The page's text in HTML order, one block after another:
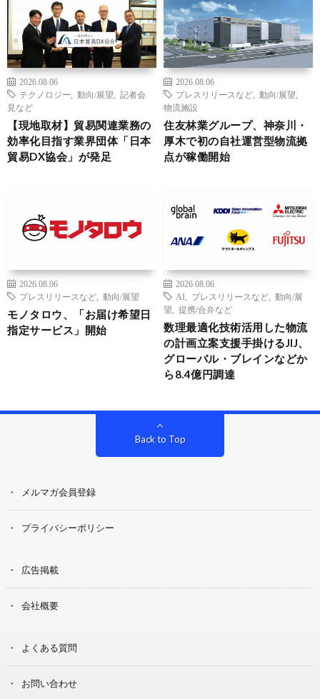
2026.08.06
テクノロジー
動向/展望
記者会
見など
【現地取材】貿易関連業務の
効率化目指す業界団体「日本
貿易DX協会」が発足
2026.08.06
プレスリリースなど
動向/展望
物流施設
住友林業グループ、神奈川・
厚木で初の自社運営型物流拠
点が稼働開始
2026.08.06
プレスリリースなど
動向/展望
モノタロウ、「お届け希望日
指定サービス」開始
2026.08.06
AI
プレスリリースなど
動向/展
望
提携/合弁など
数理最適化技術活用した物流
の計画立案支援手掛けるJIJ、
グローバル・ブレインなどか
ら8.4億円調達
Back to Top
メルマガ会員登録
プライバシーポリシー
広告掲載
会社概要
よくある質問
お問い合わせ